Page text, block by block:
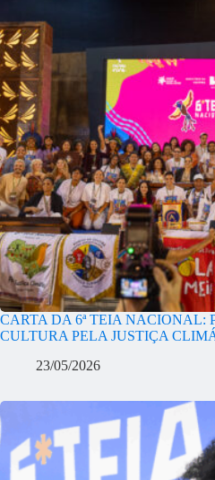
CARTA DA 6ª TEIA NACIONAL:
CULTURA PELA JUSTIÇA
23/05/2026